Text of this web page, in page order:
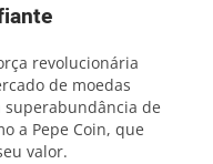
revolucionária
de moedas
superabundância de
a Pepe Coin, que
valor.